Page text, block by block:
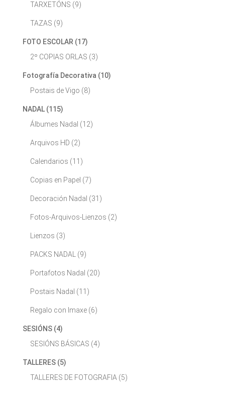
TARXETÓNS (9)
TAZAS (9)
FOTO ESCOLAR (17)
2º COPIAS ORLAS (3)
Fotografía Decorativa (10)
Postais de Vigo (8)
NADAL (115)
Álbumes Nadal (12)
Arquivos HD (2)
Calendarios (11)
Copias en Papel (7)
Decoración Nadal (31)
Fotos-Arquivos-Lienzos (2)
Lienzos (3)
PACKS NADAL (9)
Portafotos Nadal (20)
Postais Nadal (11)
Regalo con Imaxe (6)
SESIÓNS (4)
SESIÓNS BÁSICAS (4)
TALLERES (5)
TALLERES DE FOTOGRAFIA (5)